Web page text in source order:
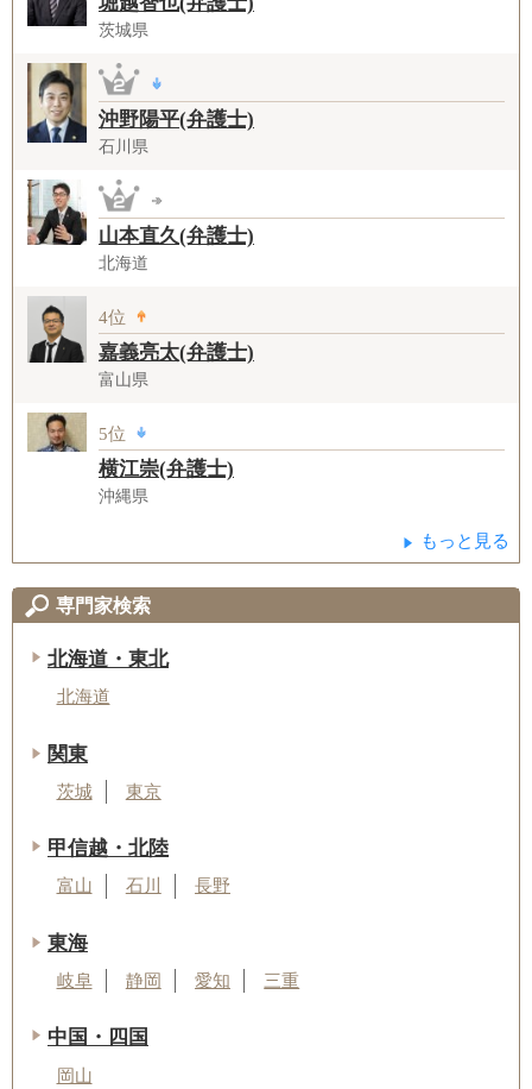
茨城県
沖野陽平(弁護士)
石川県
山本直久(弁護士)
北海道
4位
嘉義亮太(弁護士)
富山県
5位
横江崇(弁護士)
沖縄県
もっと見る
専門家検索
北海道・東北
北海道
関東
茨城 東京
甲信越・北陸
富山 石川 長野
東海
岐阜 静岡 愛知 三重
中国・四国
岡山